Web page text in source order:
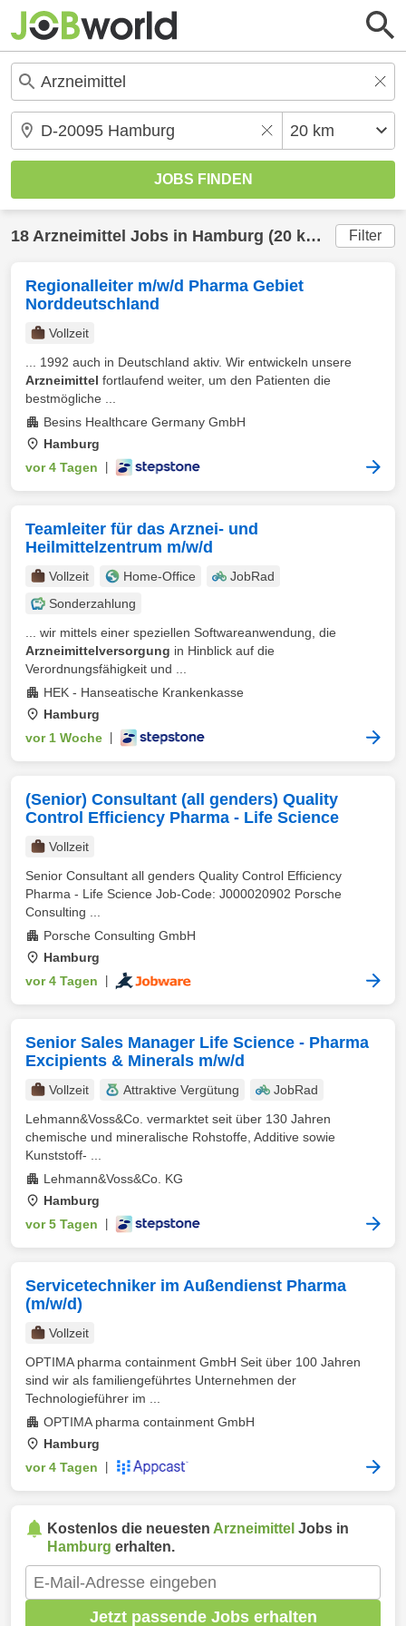
18 Arzneimittel Jobs in Hamburg (20 km) gefunden Filter
Regionalleiter m/w/d Pharma Gebiet
Norddeutschland
Vollzeit
... 1992 auch in Deutschland aktiv. Wir entwickeln unsere
Arzneimittel fortlaufend weiter, um den Patienten die
bestmögliche ...
Besins Healthcare Germany GmbH
Hamburg
vor 4 Tagen
Teamleiter für das Arznei- und
Heilmittelzentrum m/w/d
Vollzeit Home-Office
JobRad
Sonderzahlung
... wir mittels einer speziellen Softwareanwendung, die
Arzneimittelversorgung in Hinblick auf die
Verordnungsfähigkeit und ...
HEK - Hanseatische Krankenkasse
Hamburg
vor 1 Woche
(Senior) Consultant (all genders) Quality
Control Efficiency Pharma - Life Science
Vollzeit
Senior Consultant all genders Quality Control Efficiency
Pharma - Life Science Job-Code: J000020902 Porsche
Consulting ...
Porsche Consulting GmbH
Hamburg
vor 4 Tagen
Senior Sales Manager Life Science - Pharma
Excipients & Minerals m/w/d
Vollzeit Attraktive Vergütung
JobRad
Lehmann&Voss&Co. vermarktet seit über 130 Jahren
chemische und mineralische Rohstoffe, Additive sowie
Kunststoff- ...
Lehmann&Voss&Co. KG
Hamburg
vor 5 Tagen
Servicetechniker im Außendienst Pharma
(m/w/d)
Vollzeit
OPTIMA pharma containment GmbH Seit über 100 Jahren
sind wir als familiengeführtes Unternehmen der
Technologieführer im ...
OPTIMA pharma containment GmbH
Hamburg
vor 4 Tagen
Kostenlos die neuesten Arzneimittel Jobs in
Hamburg erhalten.
Jetzt passende Jobs erhalten